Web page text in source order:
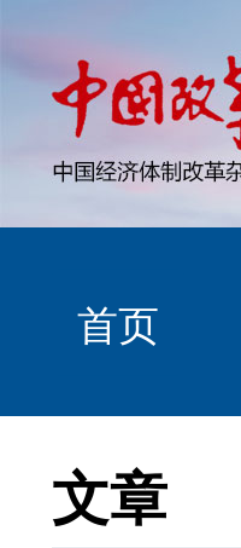
首页
文章